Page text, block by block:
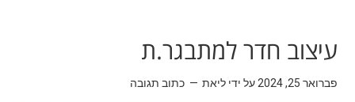
עיצוב חדר למתבגר.ת
פברואר 25, 2024 על ידיליאת כתוב תגובה